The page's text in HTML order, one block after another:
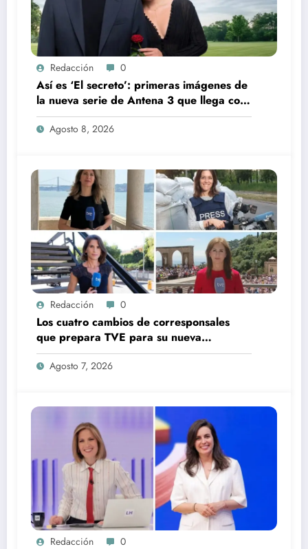
Redacción 0
Así es ‘El secreto’: primeras imágenes de
la nueva serie de Antena 3 que llega con
una verdad brutal
Agosto 8, 2026
Redacción 0
Los cuatro cambios de corresponsales
que prepara TVE para su nueva
temporada
Agosto 7, 2026
Redacción 0